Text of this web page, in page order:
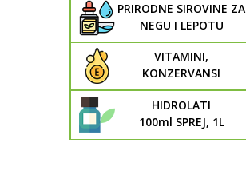
PRIRODNE SIROVINE ZA
NEGU I LEPOTU
VITAMINI,
KONZERVANSI
HIDROLATI
100ml SPREJ, 1L